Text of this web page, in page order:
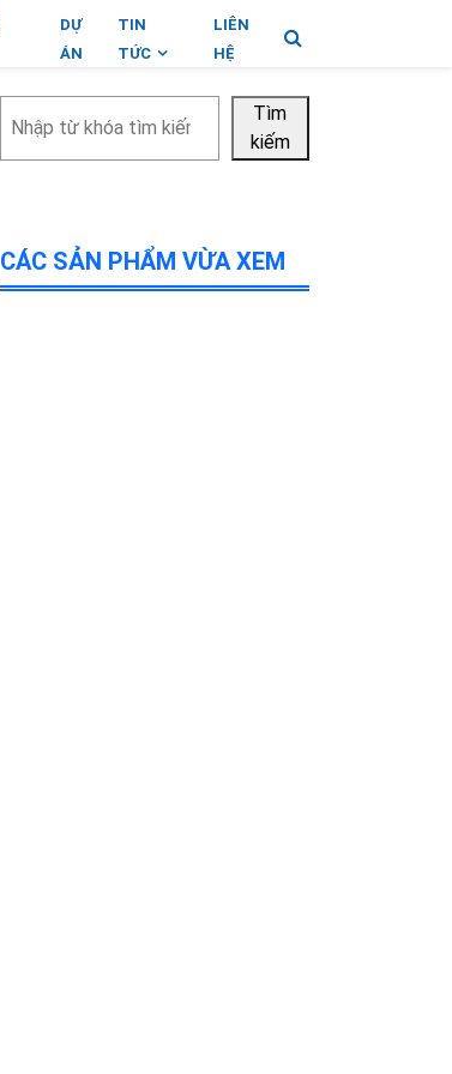
DỰ
ÁN
TIN
TỨC
LIÊN
HỆ
kiếm
Tìm
kiếm
CÁC SẢN PHẨM VỪA XEM